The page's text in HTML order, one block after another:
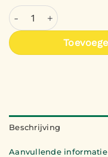
"Verbindingen volgens
Beschrijving
Aanvullende informatie